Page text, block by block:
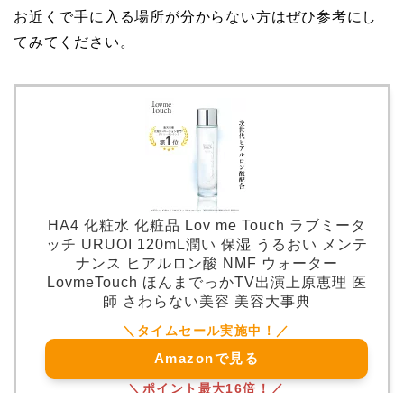
お近くで手に入る場所が分からない方はぜひ参考にし
てみてください。
HA4 化粧水 化粧品 Lov me Touch ラブミータ
ッチ URUOI 120mL潤い 保湿 うるおい メンテ
ナンス ヒアルロン酸 NMF ウォーター
LovmeTouch ほんまでっかTV出演上原恵理 医
師 さわらない美容 美容大事典
Amazonで見る